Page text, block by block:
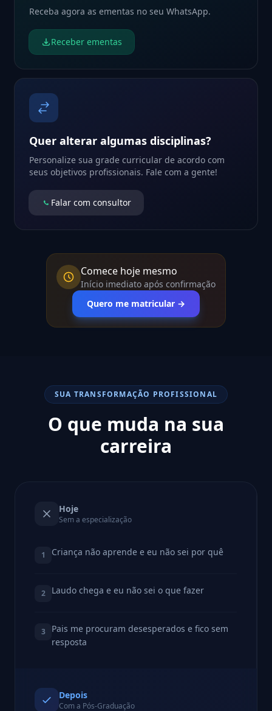
Receba agora as ementas no seu WhatsApp.
Receber ementas
Quer alterar algumas disciplinas?
Personalize sua grade curricular de acordo com
seus objetivos profissionais. Fale com a gente!
Falar com consultor
Comece hoje mesmo
Início imediato após confirmação
Quero me matricular →
SUA TRANSFORMAÇÃO PROFISSIONAL
O que muda na sua
carreira
Hoje
Sem a especialização
1 Criança não aprende e eu não sei por quê
2 Laudo chega e eu não sei o que fazer
3
Pais me procuram desesperados e fico sem
resposta
Depois
Com a Pós-Graduação